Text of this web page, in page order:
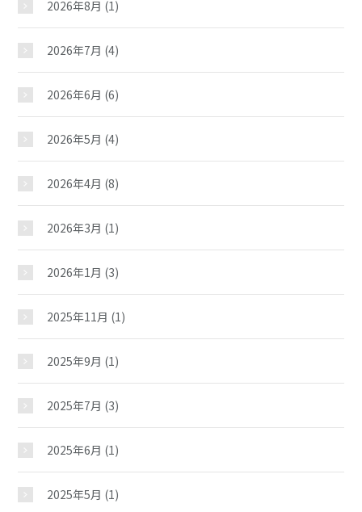
2026年8月 (1)
2026年7月 (4)
2026年6月 (6)
2026年5月 (4)
2026年4月 (8)
2026年3月 (1)
2026年1月 (3)
2025年11月 (1)
2025年9月 (1)
2025年7月 (3)
2025年6月 (1)
2025年5月 (1)